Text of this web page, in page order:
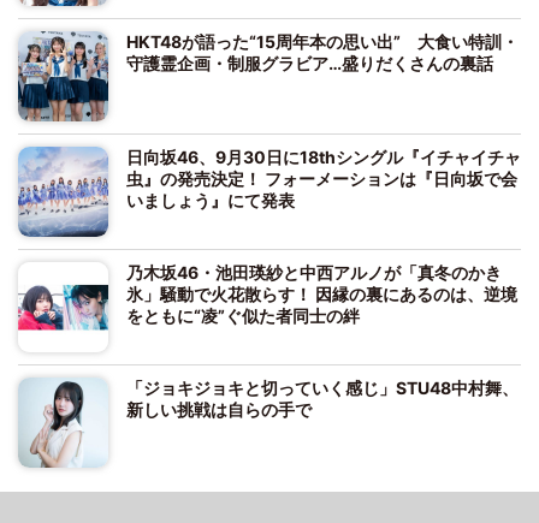
HKT48が語った“15周年本の思い出” 大食い特訓・
守護霊企画・制服グラビア…盛りだくさんの裏話
日向坂46、9月30日に18thシングル『イチャイチャ
虫』の発売決定！ フォーメーションは『日向坂で会
いましょう』にて発表
乃木坂46・池田瑛紗と中西アルノが「真冬のかき
氷」騒動で火花散らす！ 因縁の裏にあるのは、逆境
をともに“凌”ぐ似た者同士の絆
「ジョキジョキと切っていく感じ」STU48中村舞、
新しい挑戦は自らの手で